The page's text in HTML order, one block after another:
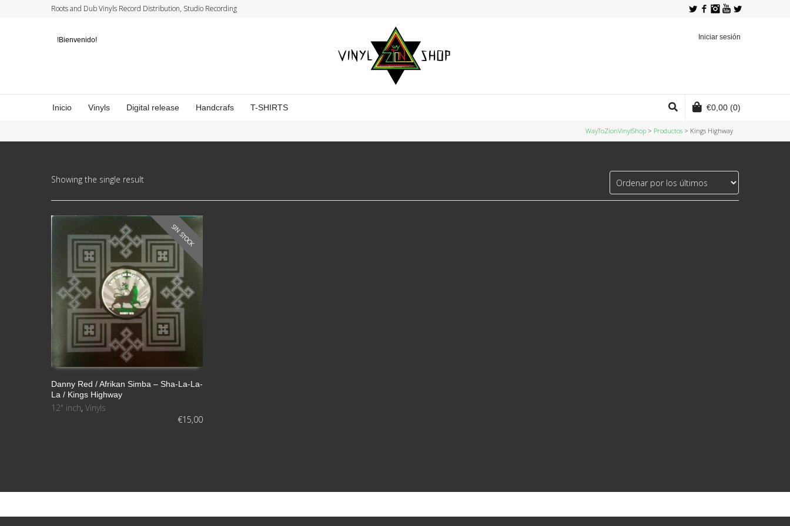
Roots and Dub Vinyls Record Distribution, Studio Recording YouTube
Instagram
Facebook
Twitter
!Bienvenido! Iniciar sesión
Inicio Vinyls Digital release Handcrafs T-SHIRTS €0,00 (0)
WayToZionVinylShop > Productos > Kings Highway
Showing the single result
SIN STOCK
Danny Red / Afrikan Simba ‎– Sha-La-La-
La / Kings Highway
12" inch, Vinyls
€15,00